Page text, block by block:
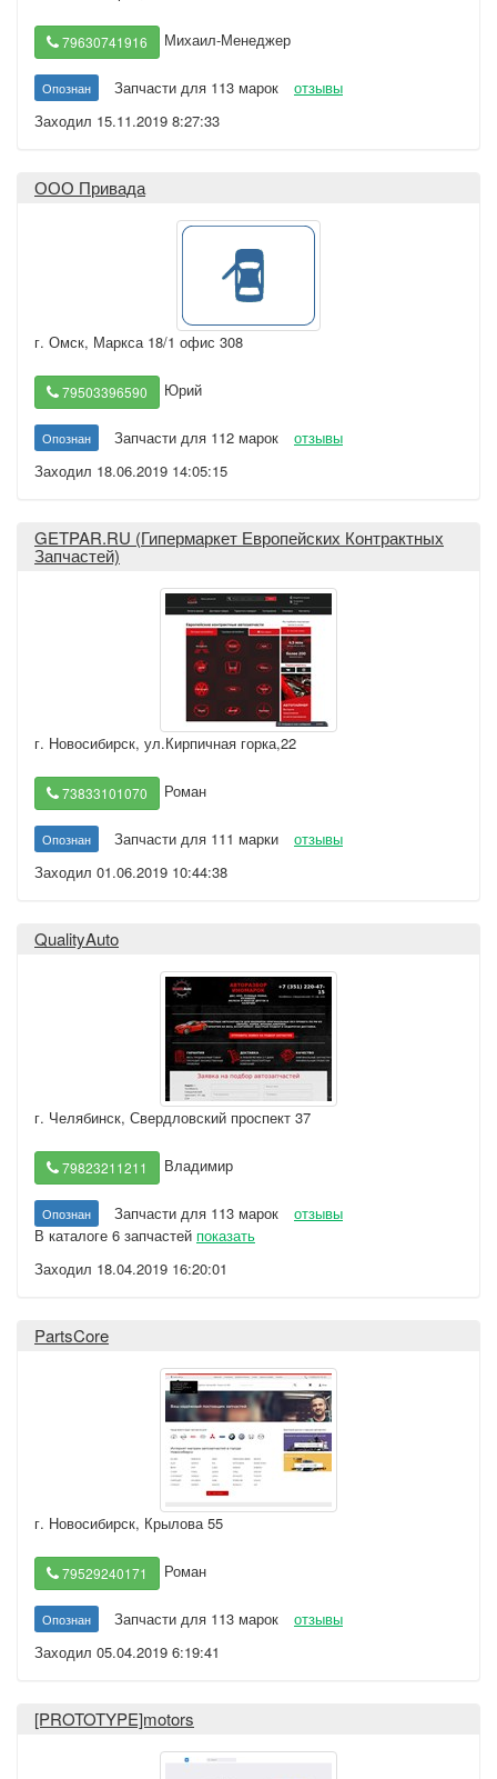
79630741916 Михаил-Менеджер
Опознан Запчасти для 113 марок
отзывы
Заходил 15.11.2019 8:27:33
ООО Привада
г. Омск, Маркса 18/1 офис 308
79503396590 Юрий
Опознан Запчасти для 112 марок
отзывы
Заходил 18.06.2019 14:05:15
GETPAR.RU (Гипермаркет Европейских Контрактных
Запчастей)
г. Новосибирск, ул.Кирпичная горка,22
73833101070 Роман
Опознан Запчасти для 111 марки
отзывы
Заходил 01.06.2019 10:44:38
QualityAuto
г. Челябинск, Свердловский проспект 37
79823211211 Владимир
Опознан Запчасти для 113 марок
отзывы
В каталоге 6 запчастей показать
Заходил 18.04.2019 16:20:01
PartsCore
г. Новосибирск, Крылова 55
79529240171 Роман
Опознан Запчасти для 113 марок
отзывы
Заходил 05.04.2019 6:19:41
[PROTOTYPE]motors